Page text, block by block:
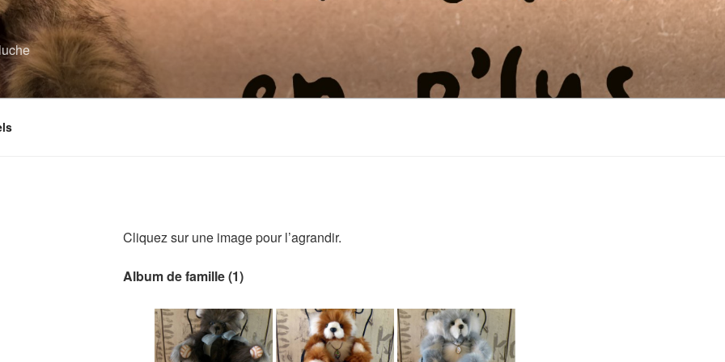
Cliquez sur une image pour l’agrandir.
Album de famille (1)